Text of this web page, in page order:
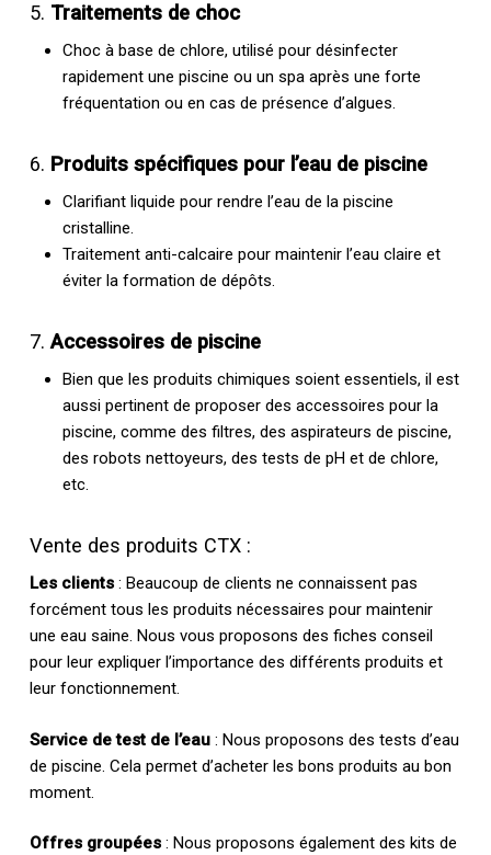
5. Traitements de choc
Choc à base de chlore, utilisé pour désinfecter
rapidement une piscine ou un spa après une forte
fréquentation ou en cas de présence d’algues.
6. Produits spécifiques pour l’eau de piscine
Clarifiant liquide pour rendre l’eau de la piscine
cristalline.
Traitement anti-calcaire pour maintenir l’eau claire et
éviter la formation de dépôts.
7. Accessoires de piscine
Bien que les produits chimiques soient essentiels, il est
aussi pertinent de proposer des accessoires pour la
piscine, comme des filtres, des aspirateurs de piscine,
des robots nettoyeurs, des tests de pH et de chlore,
etc.
Vente des produits CTX :
Les clients: Beaucoup de clients ne connaissent pas
forcément tous les produits nécessaires pour maintenir
une eau saine. Nous vous proposons des fiches conseil
pour leur expliquer l’importance des différents produits et
leur fonctionnement.
Service de test de l’eau: Nous proposons des tests d’eau
de piscine. Cela permet d’acheter les bons produits au bon
moment.
Offres groupées: Nous proposons également des kits de